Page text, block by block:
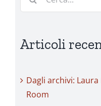
Articoli
Dagli archivi:
Room